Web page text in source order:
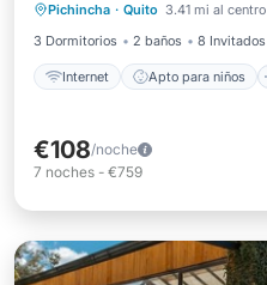
Pichincha · Quito 3.41 mi al centro
3 Dormitorios
2 baños 8 Invitados
Internet Apto para niños
Ropa de cama
€108/noche
7 noches - €759